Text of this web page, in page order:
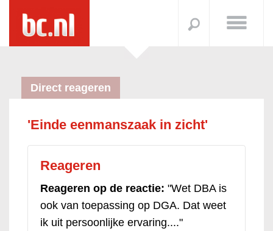
Direct reageren
'Einde eenmanszaak in zicht'
Reageren
Reageren op de reactie: "Wet DBA is
ook van toepassing op DGA. Dat weet
ik uit persoonlijke ervaring...."